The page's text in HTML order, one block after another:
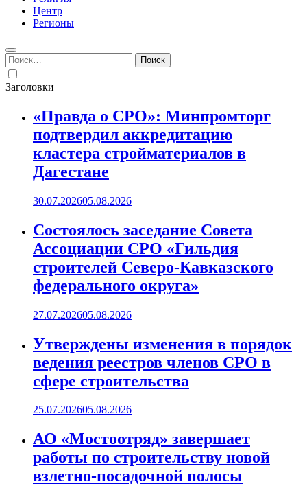
Центр
Регионы
Найти:
Заголовки
«Правда о СРО»: Минпромторг
подтвердил аккредитацию
кластера стройматериалов в
Дагестане
30.07.202605.08.2026
Состоялось заседание Совета
Ассоциации СРО «Гильдия
строителей Северо-Кавказского
федерального округа»
27.07.202605.08.2026
Утверждены изменения в порядок
ведения реестров членов СРО в
сфере строительства
25.07.202605.08.2026
АО «Мостоотряд» завершает
работы по строительству новой
взлетно-посадочной полосы